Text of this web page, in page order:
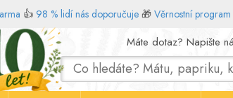
👍 98 % lidí nás doporučuje 🎁 Věrnostní program
Máte dotaz? Napište